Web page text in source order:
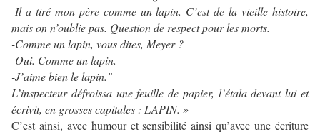
-Il a tiré mon père comme un lapin. C’est de la vieille histoire,
mais on n’oublie pas. Question de respect pour les morts.
-Comme un lapin, vous dites, Meyer ?
-Oui. Comme un lapin.
-J’aime bien le lapin."
L’inspecteur défroissa une feuille de papier, l’étala devant lui et
écrivit, en grosses capitales : LAPIN. »
C’est ainsi, avec humour et sensibilité ainsi qu’avec une écriture